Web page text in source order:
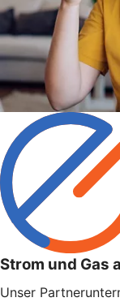
Strom und Gas
Unser